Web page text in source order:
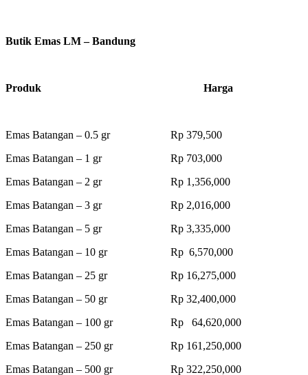
Butik Emas LM – Bandung
Produk Harga
Emas Batangan – 0.5 gr Rp 379,500
Emas Batangan – 1 gr Rp 703,000
Emas Batangan – 2 gr Rp 1,356,000
Emas Batangan – 3 gr Rp 2,016,000
Emas Batangan – 5 gr Rp 3,335,000
Emas Batangan – 10 gr Rp 6,570,000
Emas Batangan – 25 gr Rp 16,275,000
Emas Batangan – 50 gr Rp 32,400,000
Emas Batangan – 100 gr Rp 64,620,000
Emas Batangan – 250 gr Rp 161,250,000
Emas Batangan – 500 gr Rp 322,250,000